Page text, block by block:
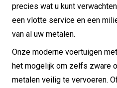
precies wat u kunt
een vlotte service en een
van al uw metalen.
Onze moderne voertuigen
het mogelijk om zelfs zware
metalen veilig te vervoeren.